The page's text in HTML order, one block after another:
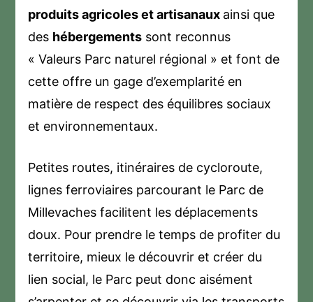
produits agricoles et artisanaux ainsi que
des hébergements sont reconnus
« Valeurs Parc naturel régional » et font de
cette offre un gage d’exemplarité en
matière de respect des équilibres sociaux
et environnementaux.
Petites routes, itinéraires de cycloroute,
lignes ferroviaires parcourant le Parc de
Millevaches facilitent les déplacements
doux. Pour prendre le temps de profiter du
territoire, mieux le découvrir et créer du
lien social, le Parc peut donc aisément